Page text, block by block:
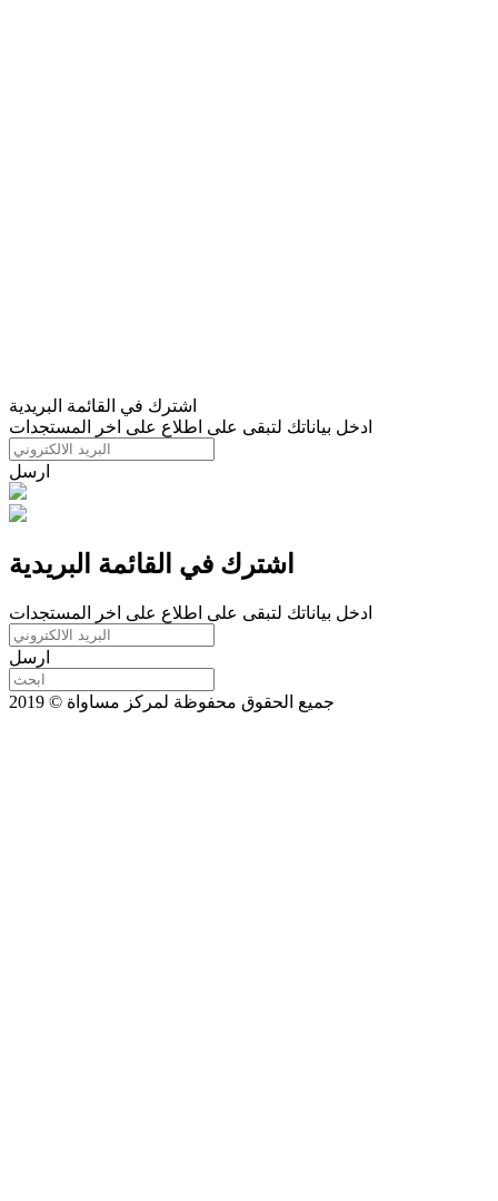
اشترك في القائمة البريدية
ادخل بياناتك لتبقى على اطلاع على اخر المستجدات
ارسل
اشترك في القائمة البريدية
ادخل بياناتك لتبقى على اطلاع على اخر المستجدات
ارسل
جميع الحقوق محفوظة لمركز مساواة © 2019